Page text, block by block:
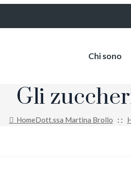
Chi sono
Gli
HomeDott.ssa Martina Brollo : :